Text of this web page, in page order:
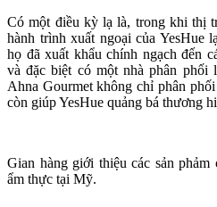
Có một điều kỳ lạ là, trong khi thị
hành trình xuất ngoại của YesHue
họ đã xuất khẩu chính ngạch đến
và đặc biệt có một nhà phân phối
Ahna Gourmet không chỉ phân phối
còn giúp YesHue quảng bá thương
Gian hàng giới thiệu các sản
ẩm thực tại Mỹ.